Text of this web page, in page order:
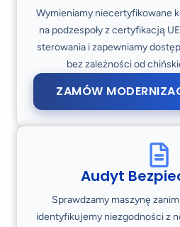
Wymieniamy niecertyfikowane
na podzespoły z certyfikacją
sterowania i zapewniamy
bez zależności od
ZAMÓW
Audyt
Sprawdzamy maszynę
identyfikujemy niezgodności z